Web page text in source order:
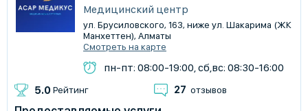
Медицинский центр
ул. Брусиловского, 163, ниже ул. Шакарима (ЖК
Манхеттен), Алматы
Смотреть на карте
пн-пт: 08:00-19:00, сб,вс: 08:30-16:00
5.0 Рейтинг 27 отзывов